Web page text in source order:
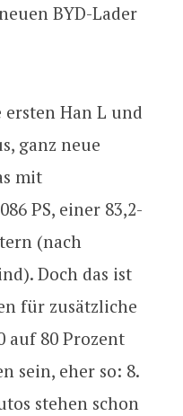
BYD-Lader
Han L und
ganz neue
mit
PS, einer 83,2-
(nach
Doch das ist
für zusätzliche
auf 80 Prozent
sein, eher so: 8.
stehen schon